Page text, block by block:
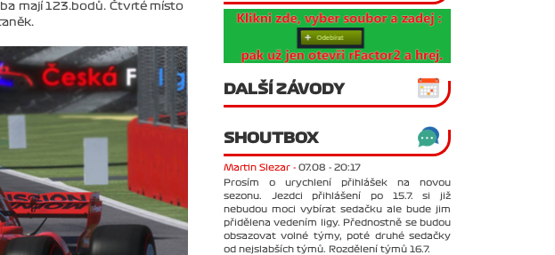
mají 123.bodů. Čtvrté místo
DALŠÍ ZÁVODY
SHOUTBOX
Martin Slezar - 07.08 - 20:17
Prosím o urychlení přihlášek na novou
sezonu. Jezdci přihlášení po 15.7. si již
nebudou moci vybírat sedačku ale bude jim
přidělena vedením ligy. Přednostně se budou
obsazovat volné týmy, poté druhé sedačky
od nejslabších týmů. Rozdělení týmů 16.7.